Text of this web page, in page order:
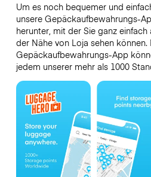
Um es noch bequemer und
unsere Gepäckaufbewahrungs-
herunter, mit der Sie ganz
der Nähe von Loja sehen können.
Gepäckaufbewahrungs-App
jedem unserer mehr als 1000